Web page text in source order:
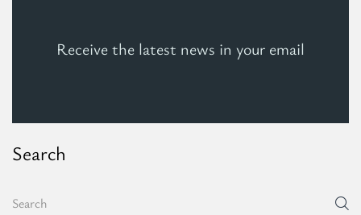
Receive the latest news in your email
Search